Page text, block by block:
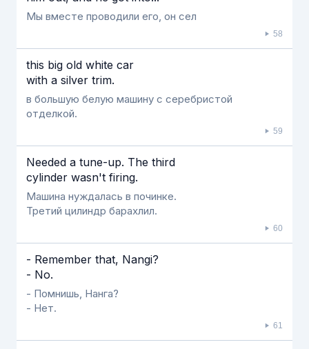
Мы вместе проводили его, он сел
58
this big old white car
with a silver trim.
в большую белую машину с серебристой
отделкой.
59
Needed a tune-up. The third
cylinder wasn't firing.
Машина нуждалась в починке.
Третий цилиндр барахлил.
60
- Remember that, Nangi?
- No.
- Помнишь, Нанга?
- Нет.
61